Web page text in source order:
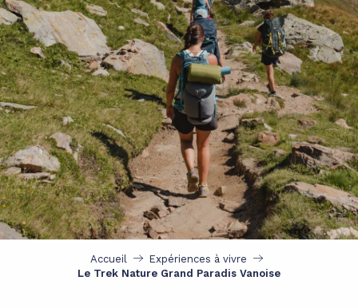
Accueil
Expériences à vivre
Le Trek Nature Grand Paradis Vanoise